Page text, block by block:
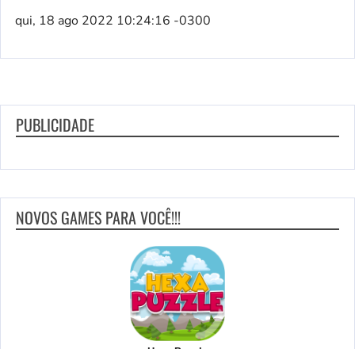
qui, 18 ago 2022 10:24:16 -0300
PUBLICIDADE
NOVOS GAMES PARA VOCÊ!!!